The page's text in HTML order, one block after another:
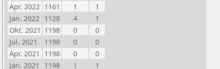
Apr. 2022 1161 1
1
Jan. 2022 1128 4
1
Okt. 2021 1198 0
0
Jul. 2021
1198 0
0
Apr. 2021 1198 0
0
Jan. 2021
1198 1
1